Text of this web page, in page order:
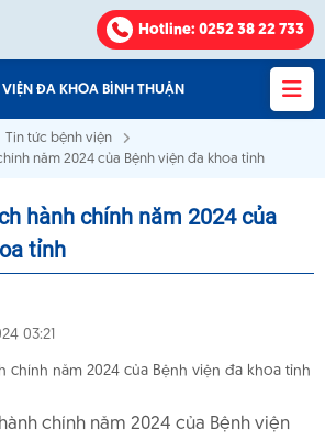
Hotline: 0252 38 22 733
VIỆN ĐA KHOA BÌNH THUẬN
Đa khoa Bình Thuận
VĂN BẢN
Tin tức bệnh viện
năm 2024 của Bệnh viện đa khoa tỉnh
hành chính năm 2024 của
tỉnh
03:21
chính năm 2024 của Bệnh viện đa khoa tỉnh
chính năm 2024 của Bệnh viện